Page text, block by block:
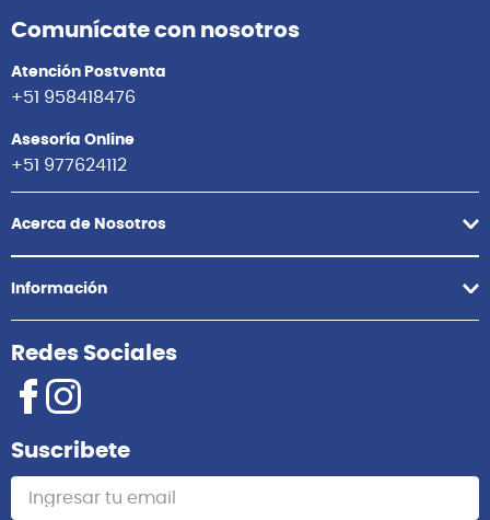
Comunícate con nosotros
Atención Postventa
+51 958418476
Asesoría Online
+51 977624112
Acerca de Nosotros
Información
Redes Sociales
Suscribete